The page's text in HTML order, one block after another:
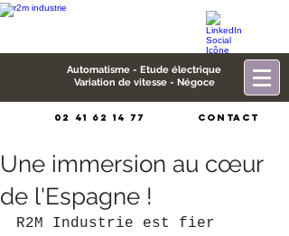
Automatisme - Etude électrique
Variation de vitesse - Négoce
02 41 62 14 77 CONTACT
Une immersion au cœur
de l'Espagne !
R2M Industrie est fier